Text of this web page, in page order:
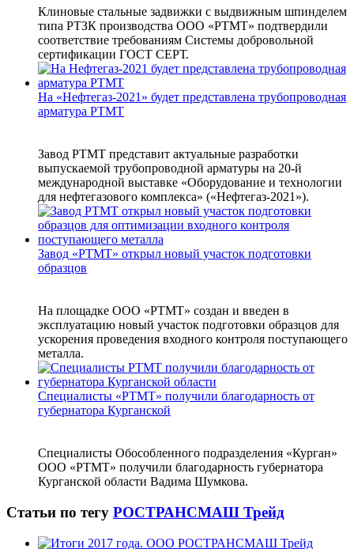
Клиновые стальные задвижки с выдвижным шпинделем
типа РТЗК производства ООО «РТМТ» подтвердили
соответствие требованиям Системы добровольной
сертификации ГОСТ СЕРТ.
На «Нефтегаз-2021» будет представлена трубопроводная
арматура РТМТ
Завод РТМТ представит актуальные разработки
выпускаемой трубопроводной арматуры на 20-й
международной выставке «Оборудование и технологии
для нефтегазового комплекса» («Нефтегаз-2021»).
Завод «РТМТ» открыл новый участок подготовки
образцов
На площадке ООО «РТМТ» создан и введен в
эксплуатацию новый участок подготовки образцов для
ускорения проведения входного контроля поступающего
металла.
Специалисты «РТМТ» получили благодарность от
губернатора Курганской
Специалисты Обособленного подразделения «Курган»
ООО «РТМТ» получили благодарность губернатора
Курганской области Вадима Шумкова.
Статьи по тегу РОСТРАНСМАШ Трейд